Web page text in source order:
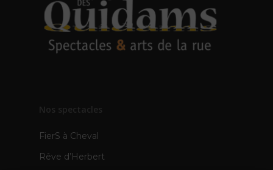
Nos spectacles
FierS à Cheval
Rêve d’Herbert